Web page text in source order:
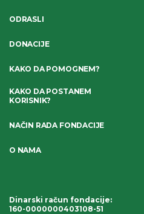
ODRASLI
DONACIJE
KAKO DA POMOGNEM?
KAKO DA POSTANEM
KORISNIK?
NAČIN RADA FONDACIJE
O NAMA
Dinarski račun fondacije:
160-0000000403108-51